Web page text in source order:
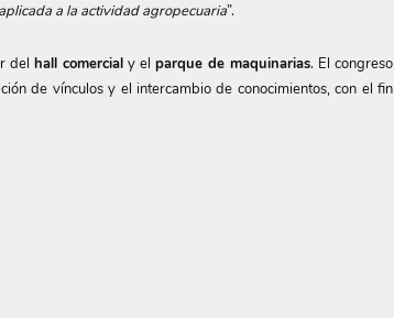
a la actividad agropecuaria”.
del hall comercial y el parque de maquinarias. El congreso
de vínculos y el intercambio de conocimientos, con el fin